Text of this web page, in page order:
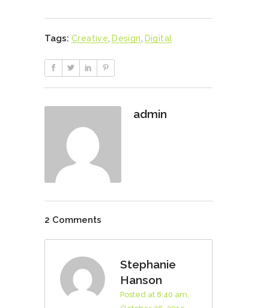
Tags: Creative, Design, Digital
admin
2 Comments
Stephanie
Hanson
Posted at 8:40 am,